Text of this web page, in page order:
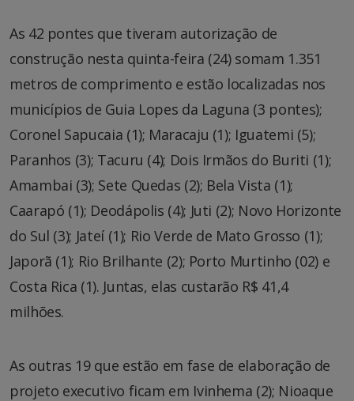
As 42 pontes que tiveram autorização de
construção nesta quinta-feira (24) somam 1.351
metros de comprimento e estão localizadas nos
municípios de Guia Lopes da Laguna (3 pontes);
Coronel Sapucaia (1); Maracaju (1); Iguatemi (5);
Paranhos (3); Tacuru (4); Dois Irmãos do Buriti (1);
Amambai (3); Sete Quedas (2); Bela Vista (1);
Caarapó (1); Deodápolis (4); Juti (2); Novo Horizonte
do Sul (3); Jateí (1); Rio Verde de Mato Grosso (1);
Japorã (1); Rio Brilhante (2); Porto Murtinho (02) e
Costa Rica (1). Juntas, elas custarão R$ 41,4
milhões.
As outras 19 que estão em fase de elaboração de
projeto executivo ficam em Ivinhema (2); Nioaque